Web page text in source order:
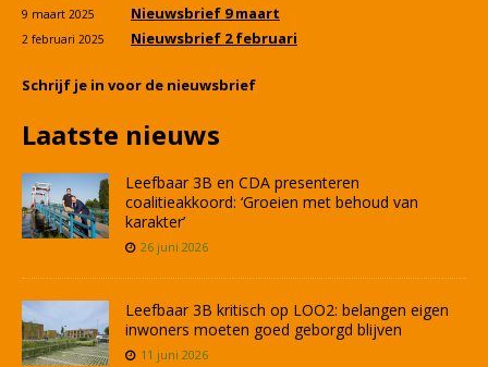
9 maart 2025 Nieuwsbrief 9 maart
2 februari 2025 Nieuwsbrief 2 februari
Schrijf je in voor de nieuwsbrief
Laatste nieuws
Leefbaar 3B en CDA presenteren
coalitieakkoord: ‘Groeien met behoud van
karakter’
26 juni 2026
Leefbaar 3B kritisch op LOO2: belangen eigen
inwoners moeten goed geborgd blijven
11 juni 2026